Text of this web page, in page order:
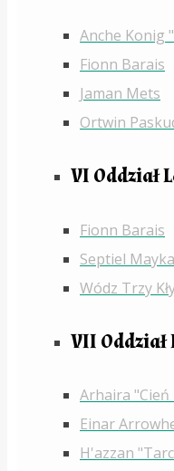
Anche Konig
Fionn Barais
Jaman Mets
Ortwin
VI Oddział
Fionn Barais
Septiel
Wódz Trzy
VII
Arhaira "Cień
Einar
H'azzan